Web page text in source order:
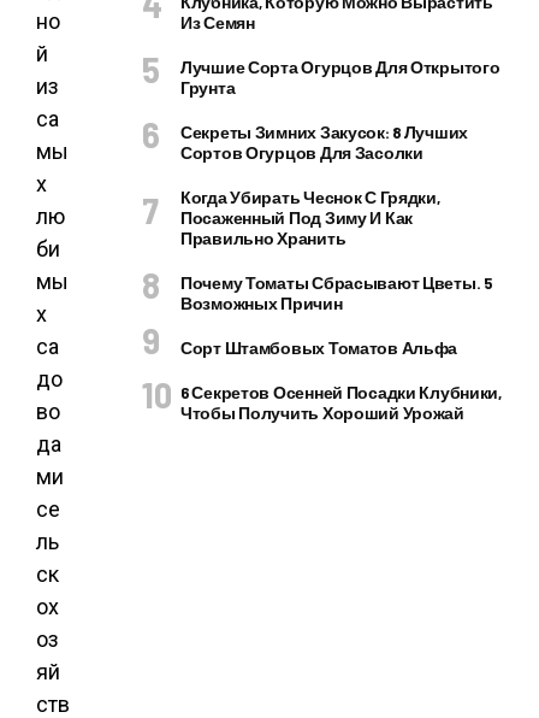
но
й
из
са
мы
х
лю
би
мы
х
са
до
во
да
ми
се
ль
ск
ох
оз
яй
ств
Из Семян
Лучшие Сорта Огурцов Для Открытого
Грунта
Секреты Зимних Закусок: 8 Лучших
Сортов Огурцов Для Засолки
Когда Убирать Чеснок С Грядки,
Посаженный Под Зиму И Как
Правильно Хранить
Почему Томаты Сбрасывают Цветы. 5
Возможных Причин
Сорт Штамбовых Томатов Альфа
6 Секретов Осенней Посадки Клубники,
Чтобы Получить Хороший Урожай